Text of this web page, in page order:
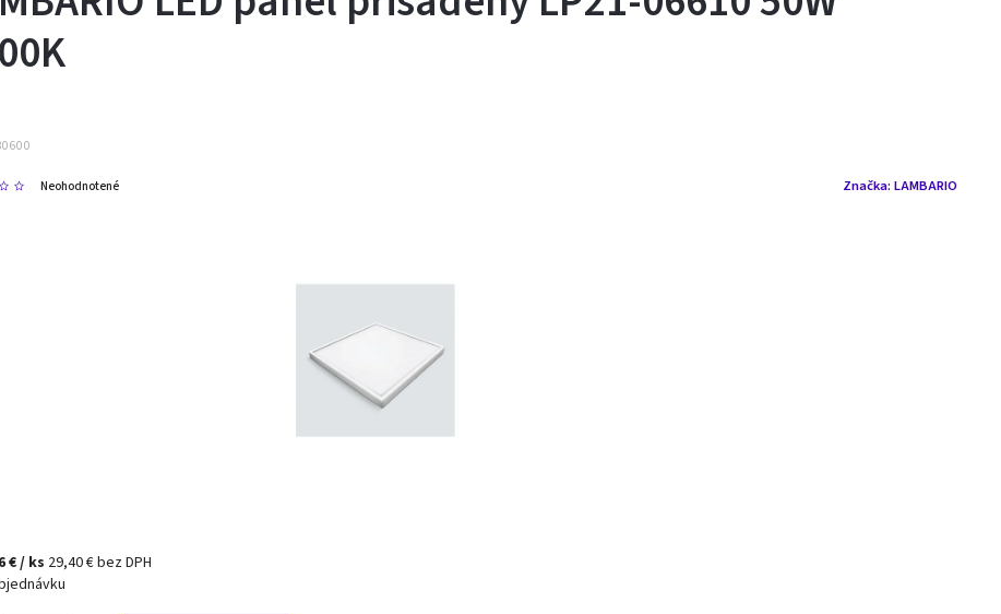
Neohodnotené Značka: LAMBARIO
€/ ks 29,40 € bez DPH